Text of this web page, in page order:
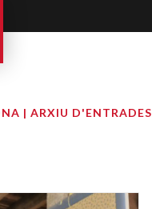
| ARXIU D'ENTRADES